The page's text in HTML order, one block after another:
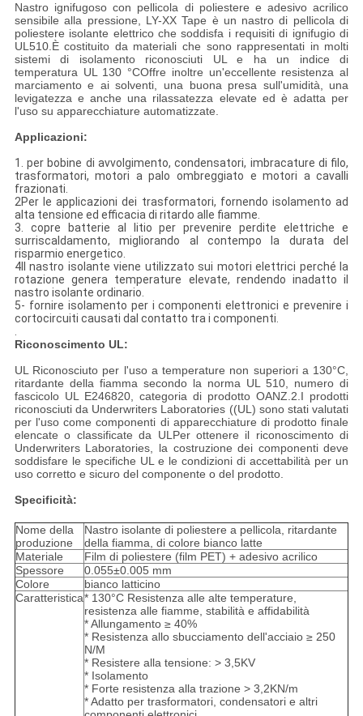
Nastro ignifugoso con pellicola di poliestere e adesivo acrilico
sensibile alla pressione, LY-XX Tape è un nastro di pellicola di
poliestere isolante elettrico che soddisfa i requisiti di ignifugio di
UL510.È costituito da materiali che sono rappresentati in molti
sistemi di isolamento riconosciuti UL e ha un indice di
temperatura UL 130 °COffre inoltre un'eccellente resistenza al
marciamento e ai solventi, una buona presa sull'umidità, una
levigatezza e anche una rilassatezza elevate ed è adatta per
l'uso su apparecchiature automatizzate.
Applicazioni:
1. per bobine di avvolgimento, condensatori, imbracature di filo,
trasformatori, motori a palo ombreggiato e motori a cavalli
frazionati.
2Per le applicazioni dei trasformatori, fornendo isolamento ad
alta tensione ed efficacia di ritardo alle fiamme.
3. copre batterie al litio per prevenire perdite elettriche e
surriscaldamento, migliorando al contempo la durata del
risparmio energetico.
4Il nastro isolante viene utilizzato sui motori elettrici perché la
rotazione genera temperature elevate, rendendo inadatto il
nastro isolante ordinario.
5- fornire isolamento per i componenti elettronici e prevenire i
cortocircuiti causati dal contatto tra i componenti.
.
Riconoscimento UL:
UL Riconosciuto per l'uso a temperature non superiori a 130°C,
ritardante della fiamma secondo la norma UL 510, numero di
fascicolo UL E246820, categoria di prodotto OANZ.2.I prodotti
riconosciuti da Underwriters Laboratories ((UL) sono stati valutati
per l'uso come componenti di apparecchiature di prodotto finale
elencate o classificate da ULPer ottenere il riconoscimento di
Underwriters Laboratories, la costruzione dei componenti deve
soddisfare le specifiche UL e le condizioni di accettabilità per un
uso corretto e sicuro del componente o del prodotto.
Specificità:
Nome della
produzione
Nastro isolante di poliestere a pellicola, ritardante
della fiamma, di colore bianco latte
Materiale
Film di poliestere (film PET) + adesivo acrilico
Spessore
0.055±0.005 mm
Colore
bianco latticino
Caratteristica* 130°C Resistenza alle alte temperature,
resistenza alle fiamme, stabilità e affidabilità
* Allungamento ≥ 40%
* Resistenza allo sbucciamento dell'acciaio ≥ 250
N/M
* Resistere alla tensione: > 3,5KV
* Isolamento
* Forte resistenza alla trazione > 3,2KN/m
* Adatto per trasformatori, condensatori e altri